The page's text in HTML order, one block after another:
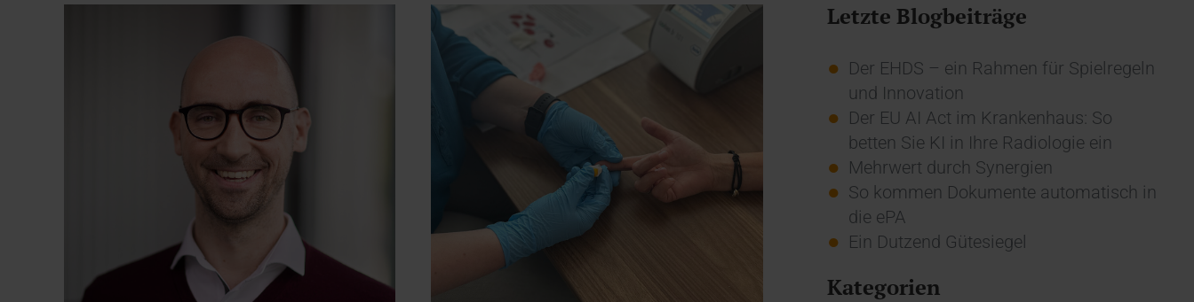
Letzte Blogbeiträge
Der EHDS – ein Rahmen für Spielregeln
und Innovation
Der EU AI Act im Krankenhaus: So
betten Sie KI in Ihre Radiologie ein
Mehrwert durch Synergien
So kommen Dokumente automatisch in
die ePA
Ein Dutzend Gütesiegel
Kategorien